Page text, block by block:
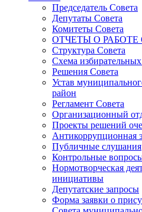
Председатель Совета
Депутаты Совета
Комитеты Совета
ОТЧЕТЫ О РАБОТЕ
Структура Совета
Схема
Решения Совета
Устав
район
Регламент Совета
Организационный
Проекты решений
Антикоррупционная
Публичные слушания
Контрольные
Нормотворческая
инициативы
Депутатские запросы
Форма заявки о